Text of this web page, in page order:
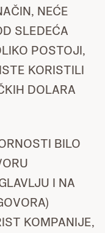
NEĆE
SLEDEĆA
POSTOJI,
KORISTILI
DOLARA
BILO
I NA
KOMPANIJE,